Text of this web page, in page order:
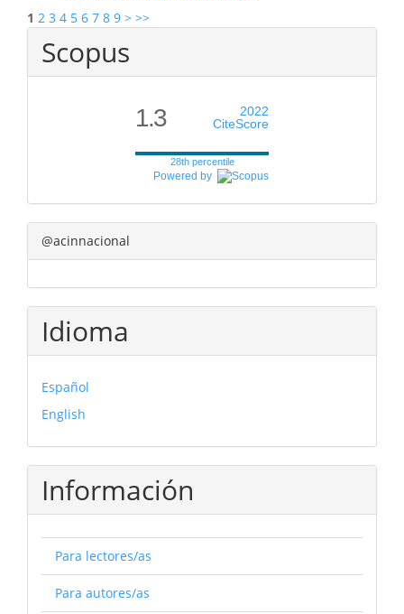
1 2 3 4 5 6 7 8 9 > >>
Scopus
1.3
2022
CiteScore
28th percentile
Powered by
@acinnacional
Idioma
Español
English
Información
Para lectores/as
Para autores/as